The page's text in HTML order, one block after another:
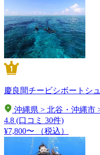
慶良間チービシボートシ
沖縄県 > 北谷・沖縄市
4.8 (口コミ 30件)
¥7,800〜
（税込）